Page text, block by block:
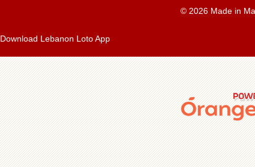
© 2026 Made in
Download Lebanon Loto App